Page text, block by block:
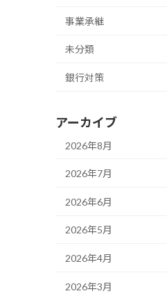
事業承継
未分類
銀行対策
アーカイブ
2026年8月
2026年7月
2026年6月
2026年5月
2026年4月
2026年3月